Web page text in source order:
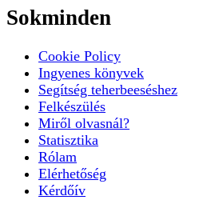
Sokminden
Cookie Policy
Ingyenes könyvek
Segítség teherbeeséshez
Felkészülés
Miről olvasnál?
Statisztika
Rólam
Elérhetőség
Kérdőív